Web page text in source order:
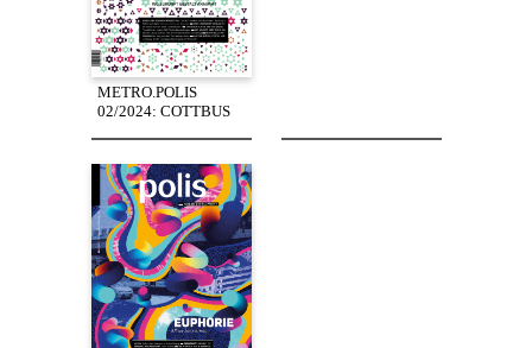
METRO.POLIS
02/2024: COTTBUS